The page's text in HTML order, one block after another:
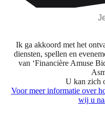
Ik ga akkoord met het
diensten, spellen en
van ‘Financière Amuse
U kan zich
Voor meer informatie over
wij u